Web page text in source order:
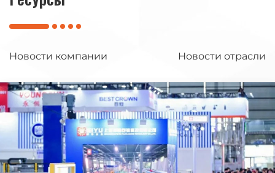
Новости компании Новости отрасли